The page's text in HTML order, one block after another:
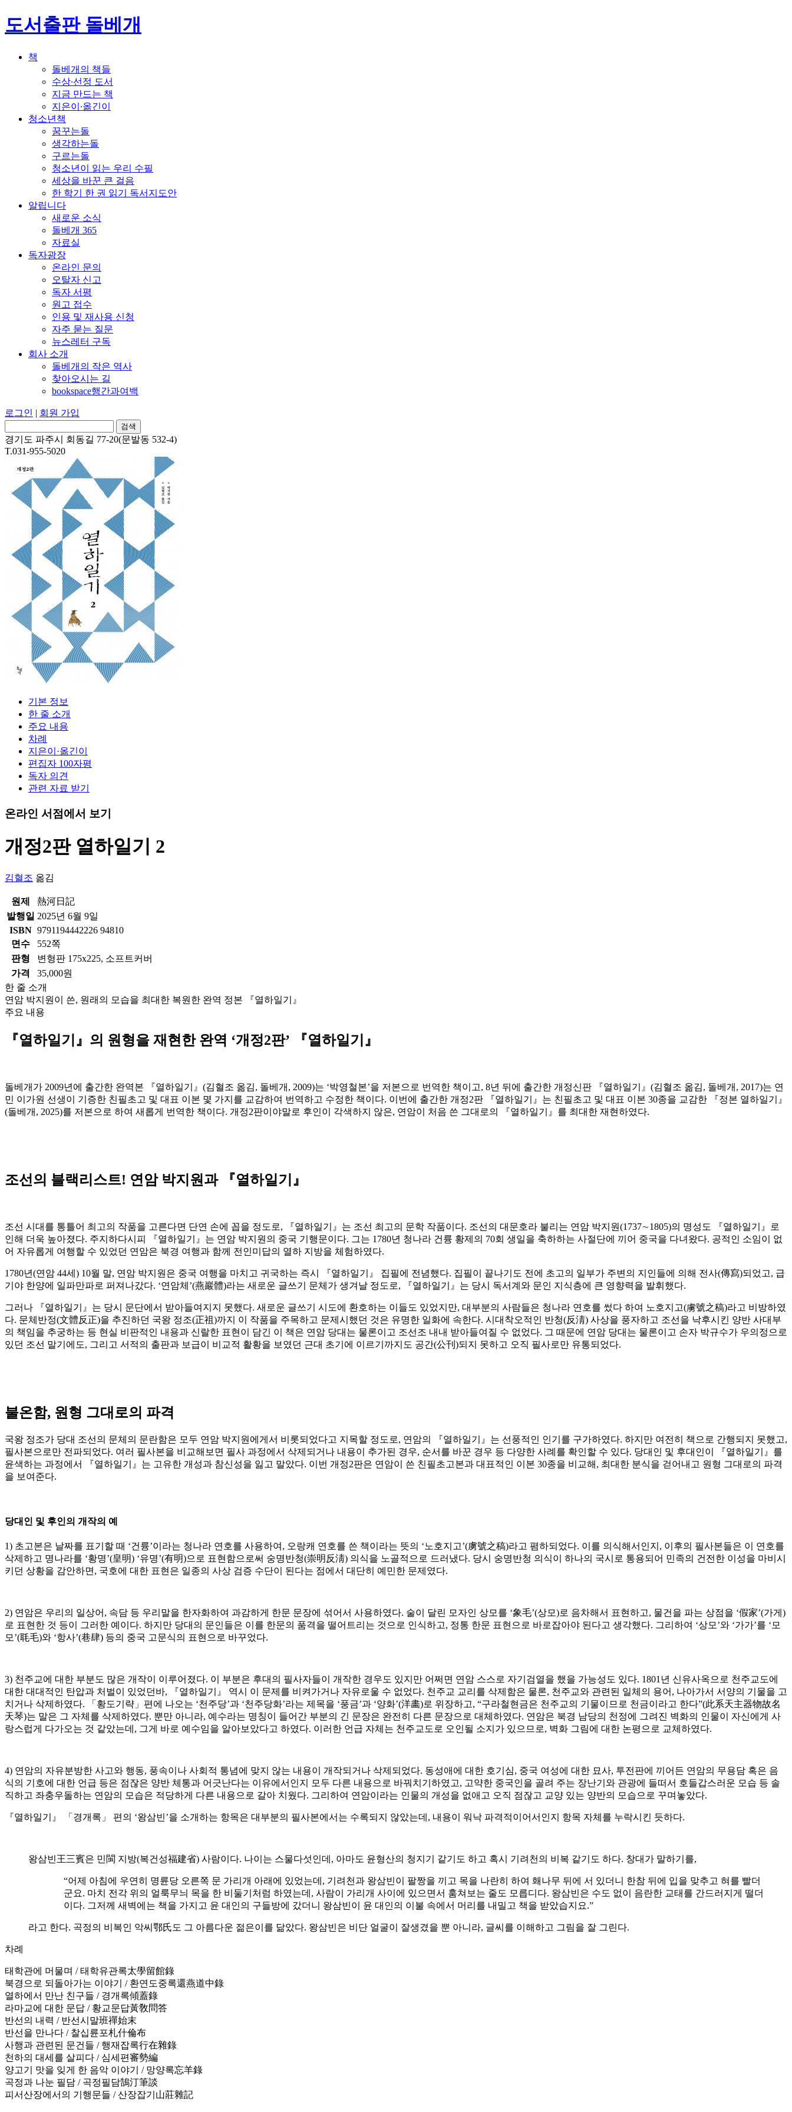
도서출판 돌베개
책
돌베개의 책들
수상∙선정 도서
지금 만드는 책
지은이∙옮긴이
청소년책
꿈꾸는돌
생각하는돌
구르는돌
청소년이 읽는 우리 수필
세상을 바꾼 큰 걸음
한 학기 한 권 읽기 독서지도안
알립니다
새로운 소식
돌베개 365
자료실
독자광장
온라인 문의
오탈자 신고
독자 서평
원고 접수
인용 및 재사용 신청
자주 묻는 질문
뉴스레터 구독
회사 소개
돌베개의 작은 역사
찾아오시는 길
bookspace행간과여백
로그인 | 회원 가입
경기도 파주시 회동길 77-20(문발동 532-4)
T.031-955-5020
기본 정보
한 줄 소개
주요 내용
차례
지은이·옮긴이
편집자 100자평
독자 의견
관련 자료 받기
온라인 서점에서 보기
개정2판 열하일기 2
김혈조 옮김
원제
熱河日記
발행일 2025년 6월 9일
ISBN 9791194442226 94810
면수
552쪽
판형
변형판 175x225, 소프트커버
가격
35,000원
한 줄 소개
연암 박지원이 쓴, 원래의 모습을 최대한 복원한 완역 정본 『열하일기』
주요 내용
『열하일기』의 원형을 재현한 완역 ‘개정2판’ 『열하일기』
돌베개가 2009년에 출간한 완역본 『열하일기』(김혈조 옮김, 돌베개, 2009)는 ‘박영철본’을 저본으로 번역한 책이고, 8년 뒤에 출간한 개정신판 『열하일기』(김혈조 옮김, 돌베개, 2017)는 연
민 이가원 선생이 기증한 친필초고 및 대표 이본 몇 가지를 교감하여 번역하고 수정한 책이다. 이번에 출간한 개정2판 『열하일기』는 친필초고 및 대표 이본 30종을 교감한 『정본 열하일기』
(돌베개, 2025)를 저본으로 하여 새롭게 번역한 책이다. 개정2판이야말로 후인이 각색하지 않은, 연암이 처음 쓴 그대로의 『열하일기』를 최대한 재현하였다.
조선의 블랙리스트! 연암 박지원과 『열하일기』
조선 시대를 통틀어 최고의 작품을 고른다면 단연 손에 꼽을 정도로, 『열하일기』는 조선 최고의 문학 작품이다. 조선의 대문호라 불리는 연암 박지원(1737∼1805)의 명성도 『열하일기』로
인해 더욱 높아졌다. 주지하다시피 『열하일기』는 연암 박지원의 중국 기행문이다. 그는 1780년 청나라 건륭 황제의 70회 생일을 축하하는 사절단에 끼어 중국을 다녀왔다. 공적인 소임이 없
어 자유롭게 여행할 수 있었던 연암은 북경 여행과 함께 전인미답의 열하 지방을 체험하였다.
1780년(연암 44세) 10월 말, 연암 박지원은 중국 여행을 마치고 귀국하는 즉시 『열하일기』 집필에 전념했다. 집필이 끝나기도 전에 초고의 일부가 주변의 지인들에 의해 전사(傳寫)되었고, 급
기야 한양에 일파만파로 퍼져나갔다. ‘연암체’(燕巖體)라는 새로운 글쓰기 문체가 생겨날 정도로, 『열하일기』는 당시 독서계와 문인 지식층에 큰 영향력을 발휘했다.
그러나 『열하일기』는 당시 문단에서 받아들여지지 못했다. 새로운 글쓰기 시도에 환호하는 이들도 있었지만, 대부분의 사람들은 청나라 연호를 썼다 하여 노호지고(虜號之稿)라고 비방하였
다. 문체반정(文體反正)을 추진하던 국왕 정조(正祖)까지 이 작품을 주목하고 문제시했던 것은 유명한 일화에 속한다. 시대착오적인 반청(反淸) 사상을 풍자하고 조선을 낙후시킨 양반 사대부
의 책임을 추궁하는 등 현실 비판적인 내용과 신랄한 표현이 담긴 이 책은 연암 당대는 물론이고 조선조 내내 받아들여질 수 없었다. 그 때문에 연암 당대는 물론이고 손자 박규수가 우의정으로
있던 조선 말기에도, 그리고 서적의 출판과 보급이 비교적 활황을 보였던 근대 초기에 이르기까지도 공간(公刊)되지 못하고 오직 필사로만 유통되었다.
불온함, 원형 그대로의 파격
국왕 정조가 당대 조선의 문체의 문란함은 모두 연암 박지원에게서 비롯되었다고 지목할 정도로, 연암의 『열하일기』는 선풍적인 인기를 구가하였다. 하지만 여전히 책으로 간행되지 못했고,
필사본으로만 전파되었다. 여러 필사본을 비교해보면 필사 과정에서 삭제되거나 내용이 추가된 경우, 순서를 바꾼 경우 등 다양한 사례를 확인할 수 있다. 당대인 및 후대인이 『열하일기』를
윤색하는 과정에서 『열하일기』는 고유한 개성과 참신성을 잃고 말았다. 이번 개정2판은 연암이 쓴 친필초고본과 대표적인 이본 30종을 비교해, 최대한 분식을 걷어내고 원형 그대로의 파격
을 보여준다.
당대인 및 후인의 개작의 예
1) 초고본은 날짜를 표기할 때 ‘건륭’이라는 청나라 연호를 사용하여, 오랑캐 연호를 쓴 책이라는 뜻의 ‘노호지고’(虜號之稿)라고 폄하되었다. 이를 의식해서인지, 이후의 필사본들은 이 연호를
삭제하고 명나라를 ‘황명’(皇明) ‘유명’(有明)으로 표현함으로써 숭명반청(崇明反淸) 의식을 노골적으로 드러냈다. 당시 숭명반청 의식이 하나의 국시로 통용되어 민족의 건전한 이성을 마비시
키던 상황을 감안하면, 국호에 대한 표현은 일종의 사상 검증 수단이 된다는 점에서 대단히 예민한 문제였다.
2) 연암은 우리의 일상어, 속담 등 우리말을 한자화하여 과감하게 한문 문장에 섞어서 사용하였다. 술이 달린 모자인 상모를 ‘象毛’(상모)로 음차해서 표현하고, 물건을 파는 상점을 ‘假家’(가게)
로 표현한 것 등이 그러한 예이다. 하지만 당대의 문인들은 이를 한문의 품격을 떨어트리는 것으로 인식하고, 정통 한문 표현으로 바로잡아야 된다고 생각했다. 그리하여 ‘상모’와 ‘가가’를 ‘모
모’(毦毛)와 ‘항사’(巷肆) 등의 중국 고문식의 표현으로 바꾸었다.
3) 천주교에 대한 부분도 많은 개작이 이루어졌다. 이 부분은 후대의 필사자들이 개작한 경우도 있지만 어쩌면 연암 스스로 자기검열을 했을 가능성도 있다. 1801년 신유사옥으로 천주교도에
대한 대대적인 탄압과 처벌이 있었던바, 『열하일기』 역시 이 문제를 비켜가거나 자유로울 수 없었다. 천주교 교리를 삭제함은 물론, 천주교와 관련된 일체의 용어, 나아가서 서양의 기물을 고
치거나 삭제하였다. 「황도기략」편에 나오는 ‘천주당’과 ‘천주당화’라는 제목을 ‘풍금’과 ‘양화’(洋畵)로 위장하고, “구라철현금은 천주교의 기물이므로 천금이라고 한다”(此系天主器物故名
天琴)는 말은 그 자체를 삭제하였다. 뿐만 아니라, 예수라는 명칭이 들어간 부분의 긴 문장은 완전히 다른 문장으로 대체하였다. 연암은 북경 남당의 천정에 그려진 벽화의 인물이 자신에게 사
랑스럽게 다가오는 것 같았는데, 그게 바로 예수임을 알아보았다고 하였다. 이러한 언급 자체는 천주교도로 오인될 소지가 있으므로, 벽화 그림에 대한 논평으로 교체하였다.
4) 연암의 자유분방한 사고와 행동, 풍속이나 사회적 통념에 맞지 않는 내용이 개작되거나 삭제되었다. 동성애에 대한 호기심, 중국 여성에 대한 묘사, 투전판에 끼어든 연암의 무용담 혹은 음
식의 기호에 대한 언급 등은 점잖은 양반 체통과 어긋난다는 이유에서인지 모두 다른 내용으로 바꿔치기하였고, 고약한 중국인을 골려 주는 장난기와 관광에 들떠서 호들갑스러운 모습 등 솔
직하고 좌충우돌하는 연암의 모습은 적당하게 다른 내용으로 갈아 치웠다. 그리하여 연암이라는 인물의 개성을 없애고 오직 점잖고 교양 있는 양반의 모습으로 꾸며놓았다.
『열하일기』 「경개록」 편의 ‘왕삼빈’을 소개하는 항목은 대부분의 필사본에서는 수록되지 않았는데, 내용이 워낙 파격적이어서인지 항목 자체를 누락시킨 듯하다.
왕삼빈王三賓은 민閩 지방(복건성福建省) 사람이다. 나이는 스물다섯인데, 아마도 윤형산의 청지기 같기도 하고 혹시 기려천의 비복 같기도 하다. 창대가 말하기를,
“어제 아침에 우연히 명륜당 오른쪽 문 가리개 아래에 있었는데, 기려천과 왕삼빈이 팔짱을 끼고 목을 나란히 하여 홰나무 뒤에 서 있더니 한참 뒤에 입을 맞추고 혀를 빨더
군요. 마치 전각 위의 얼룩무늬 목을 한 비둘기처럼 하였는데, 사람이 가리개 사이에 있으면서 훔쳐보는 줄도 모릅디다. 왕삼빈은 수도 없이 음란한 교태를 간드러지게 떨더
이다. 그저께 새벽에는 책을 가지고 윤 대인의 구들방에 갔더니 왕삼빈이 윤 대인의 이불 속에서 머리를 내밀고 책을 받았습지요.”
라고 한다. 곡정의 비복인 악씨鄂氏도 그 아름다운 젊은이를 닮았다. 왕삼빈은 비단 얼굴이 잘생겼을 뿐 아니라, 글씨를 이해하고 그림을 잘 그린다.
차례
태학관에 머물며 / 태학유관록太學留館錄
북경으로 되돌아가는 이야기 / 환연도중록還燕道中錄
열하에서 만난 친구들 / 경개록傾蓋錄
라마교에 대한 문답 / 황교문답黃敎問答
반선의 내력 / 반선시말班禪始末
반선을 만나다 / 찰십륜포札什倫布
사행과 관련된 문건들 / 행재잡록行在雜錄
천하의 대세를 살피다 / 심세편審勢編
양고기 맛을 잊게 한 음악 이야기 / 망양록忘羊錄
곡정과 나눈 필담 / 곡정필담鵠汀筆談
피서산장에서의 기행문들 / 산장잡기山莊雜記